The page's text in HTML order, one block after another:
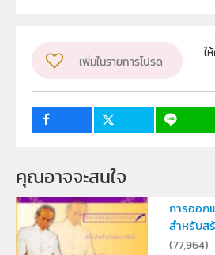
ศักดิ์สุภาพชน, นางสาว ฟารีดา แสงศรี
ระดับชั้น
กลุ่มเป้าหมาย
เพิ่มในรายการโปรด
ใ
คุณอาจจะสนใจ
การออก
สำหรับส
(77,964)